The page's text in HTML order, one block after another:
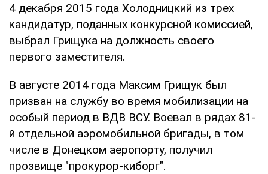
4 декабря 2015 года Холодницкий из трех
кандидатур, поданных конкурсной комиссией,
выбрал Грищука на должность своего
первого заместителя.
В августе 2014 года Максим Грищук был
призван на службу во время мобилизации на
особый период в ВДВ ВСУ. Воевал в рядах 81-
й отдельной аэромобильной бригады, в том
числе в Донецком аеропорту, получил
прозвище "прокурор-киборг".